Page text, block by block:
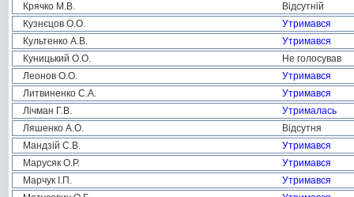
Крячко М.В.
Відсутній
Кузнєцов О.О.
Утримався
Культенко А.В.
Утримався
Куницький О.О.
Не голосував
Леонов О.О.
Утримався
Литвиненко С.А.
Утримався
Лічман Г.В.
Утрималась
Ляшенко А.О.
Відсутня
Мандзій С.В.
Утримався
Марусяк О.Р.
Утримався
Марчук І.П.
Утримався